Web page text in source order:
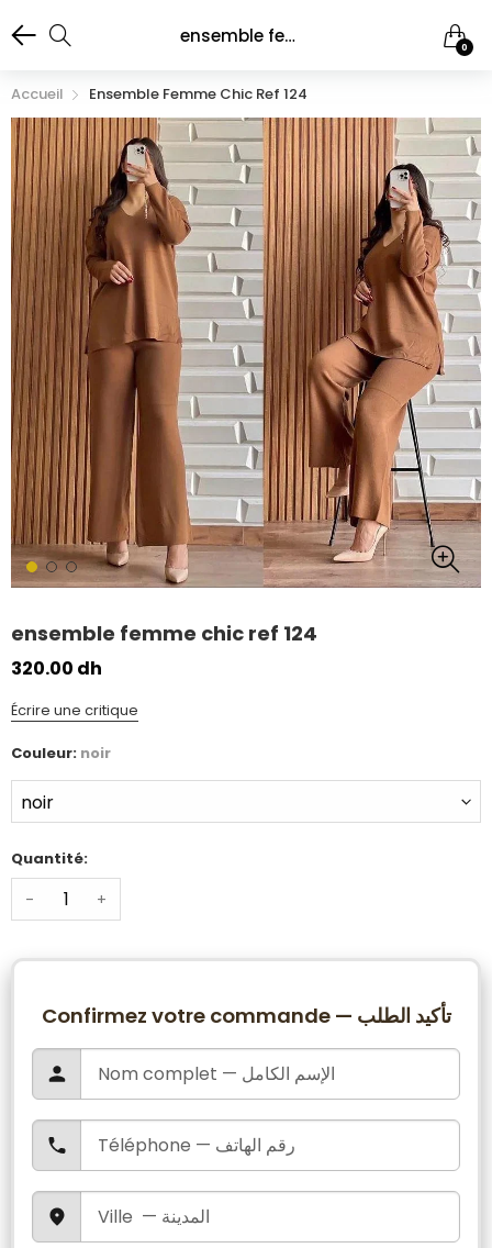
ensemble femme chic ref 124 0
Accueil Ensemble Femme Chic Ref 124
ensemble femme chic ref 124
320.00 dh
Écrire une critique
Couleur: noir
Quantité:
- +
Confirmez votre commande — تأكيد الطلب